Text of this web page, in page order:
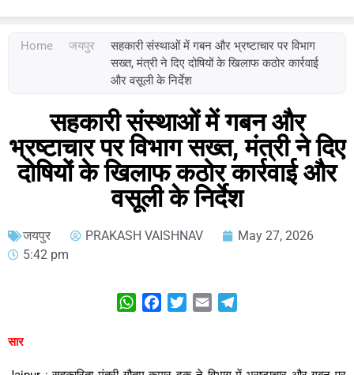
Home जयपुर
सहकारी संस्थाओं में गबन और भ्रष्टाचार पर विभाग
सख्त, मंत्री ने दिए दोषियों के खिलाफ कठोर कार्रवाई
और वसूली के निर्देश
सहकारी संस्थाओं में गबन और
भ्रष्टाचार पर विभाग सख्त, मंत्री ने दिए
दोषियों के खिलाफ कठोर कार्रवाई और
वसूली के निर्देश
जयपुर PRAKASH VAISHNAV
May 27, 2026
5:42 pm
WhatsAppFacebookTwitterEmail
सार